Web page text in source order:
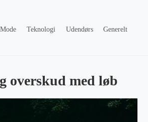
Mode Teknologi Udendørs
Generelt
overskud med løb